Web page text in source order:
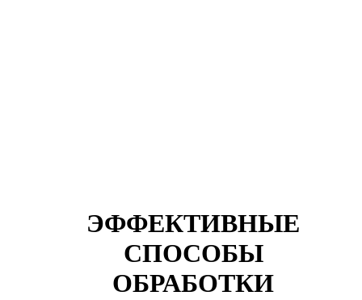
ЭФФЕКТИВНЫЕ
СПОСОБЫ
ОБРАБОТКИ